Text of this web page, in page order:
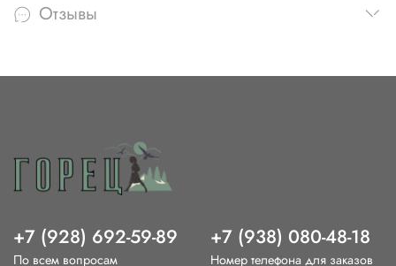
Отзывы
+7 (928) 692-59-89
По всем вопросам
+7 (938) 080-48-18
Номер телефона для заказов